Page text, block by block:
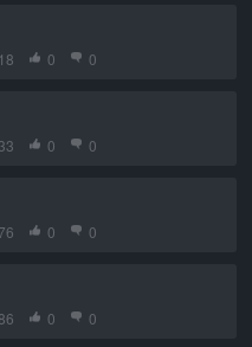
0 0
0 0
0 0
0 0